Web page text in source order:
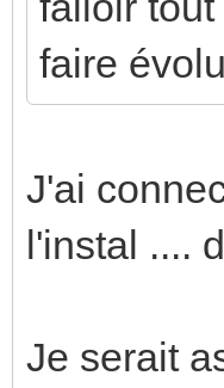
faire
J'ai
l'instal ....
Je serait